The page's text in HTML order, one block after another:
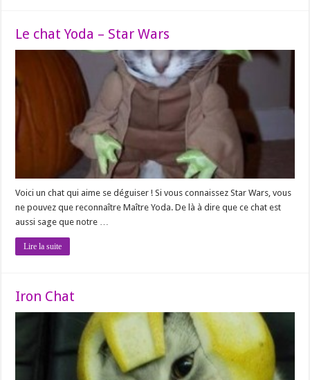
Le chat Yoda – Star Wars
Voici un chat qui aime se déguiser ! Si vous connaissez Star Wars, vous
ne pouvez que reconnaître Maître Yoda. De là à dire que ce chat est
aussi sage que notre …
Lire la suite
Iron Chat